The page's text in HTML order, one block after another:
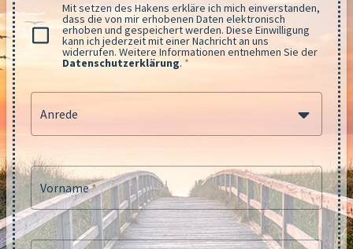
Anrede
Vorname*
Mit setzen des Hakens erkläre ich mich einverstanden,
dass die von mir erhobenen Daten elektronisch
erhoben und gespeichert werden. Diese Einwilligung
kann ich jederzeit mit einer Nachricht an uns
widerrufen. Weitere Informationen entnehmen Sie der
Datenschutzerklärung. *